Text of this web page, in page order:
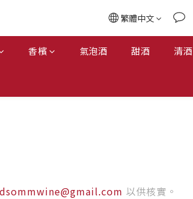
繁體中文
香檳 氣泡酒 甜酒 清酒
以供核實。